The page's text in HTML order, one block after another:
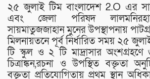
২৫ জুলাই টিম বাংলাদেশ 2.O এর
এবং জেলা পরিষদ
সায়মাতুজজাহান মুনের উপস্থাপনায়
মিলনায়তনে পূর্ব নির্ধারিত সময় ২৫
টি স্কুল ও ২ টি মাদ্রাসার অংশগ্রহণে
চিত্রাঙ্কন,রচনা ও উপস্থিত বক্তৃতা
বক্তৃতা প্রতিযোগিতায় প্রথম স্থান